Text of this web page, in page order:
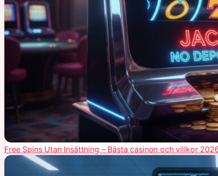
Free Spins Utan Insättning – Bästa casinon och villkor